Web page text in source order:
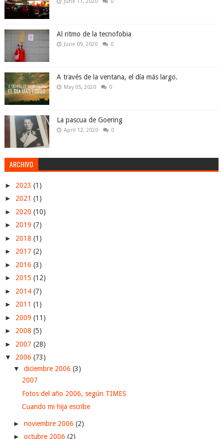
Al ritmo de la tecnofobia
June 09, 2020 0
A través de la ventana, el día más largo.
May 05, 2020 0
La pascua de Goering
April 12, 2020 0
ARCHIVO
► 2023 (1)
► 2021 (1)
► 2020 (10)
► 2019 (7)
► 2018 (1)
► 2017 (2)
► 2016 (3)
► 2015 (12)
► 2014 (7)
► 2011 (1)
► 2009 (11)
► 2008 (5)
► 2007 (28)
▼ 2006 (73)
▼ diciembre 2006 (3)
2007
Fotos del año 2006, según TIMES
Cuando mi hija escribe
► noviembre 2006 (2)
► octubre 2006 (2)